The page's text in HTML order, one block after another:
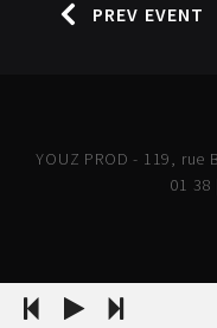
PREV EVENT
YOUZ PROD - 119, rue
01 38